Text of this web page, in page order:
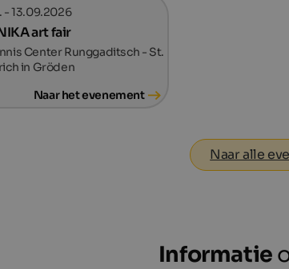
- 13.09.2026
art fair
Center Runggaditsch - St.
in Gröden
Naar het evenement
Naar alle
Informatie